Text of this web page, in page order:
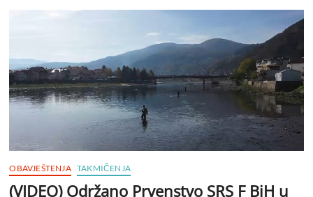
OBAVJEŠTENJA TAKMIČENJA
(VIDEO) Održano Prvenstvo SRS F BiH u